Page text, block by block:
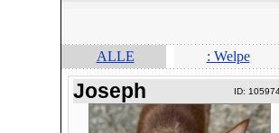
ALLE
: Welpe
Joseph ID: